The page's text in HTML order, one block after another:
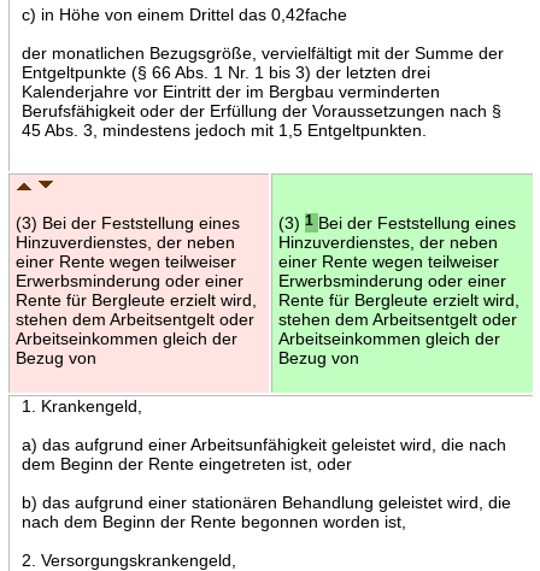
c) in Höhe von einem Drittel das 0,42fache
der monatlichen Bezugsgröße, vervielfältigt mit der Summe der
Entgeltpunkte (§ 66 Abs. 1 Nr. 1 bis 3) der letzten drei
Kalenderjahre vor Eintritt der im Bergbau verminderten
Berufsfähigkeit oder der Erfüllung der Voraussetzungen nach §
45 Abs. 3, mindestens jedoch mit 1,5 Entgeltpunkten.
(3) Bei der Feststellung eines
Hinzuverdienstes, der neben
einer Rente wegen teilweiser
Erwerbsminderung oder einer
Rente für Bergleute erzielt wird,
stehen dem Arbeitsentgelt oder
Arbeitseinkommen gleich der
Bezug von
(3) 1 Bei der Feststellung eines
Hinzuverdienstes, der neben
einer Rente wegen teilweiser
Erwerbsminderung oder einer
Rente für Bergleute erzielt wird,
stehen dem Arbeitsentgelt oder
Arbeitseinkommen gleich der
Bezug von
1. Krankengeld,
a) das aufgrund einer Arbeitsunfähigkeit geleistet wird, die nach
dem Beginn der Rente eingetreten ist, oder
b) das aufgrund einer stationären Behandlung geleistet wird, die
nach dem Beginn der Rente begonnen worden ist,
2. Versorgungskrankengeld,